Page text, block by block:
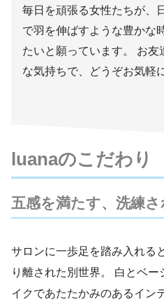
毎日を頑張る女性たちが、
で羽を伸ばすような豊かな
たいと願っています。 お友
な気持ちで、どうぞお気軽
luanaのこだわり
五感を満たす、洗練
サロンに一歩足を踏み入れる
り離された別世界。 白とベ
イクであたたかみのあるイン